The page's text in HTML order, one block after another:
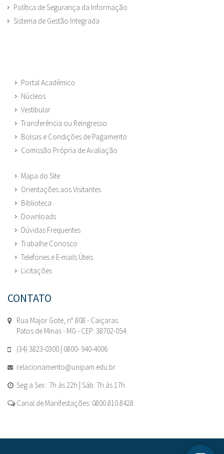
Política de Segurança da Informação
Sistema de Gestão Integrada
Portal Acadêmico
Núcleos
Vestibular
Transferência ou Reingresso
Bolsas e Condições de Pagamento
Comissão Própria de Avaliação
Mapa do Site
Orientações aos Visitantes
Biblioteca
Downloads
Dúvidas Frequentes
Trabalhe Conosco
Telefones e E-mails Úteis
Licitações
CONTATO
Rua Major Gote, n° 808 - Caiçaras
Patos de Minas - MG - CEP: 38702-054.
(34) 3823-0300 | 0800- 940-4006
relacionamento@unipam.edu.br
Seg a Sex : 7h às 22h | Sáb: 7h às 17h
Canal de Manifestações: 0800 810 8428